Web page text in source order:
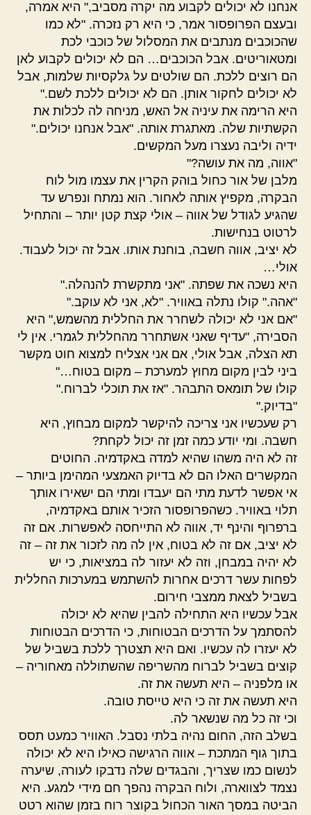
אנחנו לא יכולים לקבוע מה יקרה מסביב," היא אמרה,
ובעצם הפרופסור אמר, כי היא רק נזכרה. "לא כמו
שהכוכבים מנתבים את המסלול של כוכבי לכת
ומטאוריטים. אבל הכוכבים… הם לא יכולים לקבוע לאן
הם רוצים ללכת. הם שולטים על גלקסיות שלמות, אבל
לא יכולים לחקור אותן. הם לא יכולים ללכת לשם."
היא הרימה את עיניה אל האש, מניחה לה לכלות את
הקשתיות שלה. מאתגרת אותה. "אבל אנחנו יכולים."
ידיה וליבה נעצרו מעל המקשים.
"אווה, מה את עושה?"
מלבן של אור כחול בוהק הקרין את עצמו מול לוח
הבקרה, מקפיץ אותה לאחור. הוא נמתח ונפרש עד
שהגיע לגודל של אווה – אולי קצת קטן יותר – והתחיל
לרטוט בנחישות.
לא יציב, אווה חשבה, בוחנת אותו. אבל זה יכול לעבוד.
אולי…
היא נשכה את שפתה. "אני מתקשרת להנהלה."
"אהה." קולו נתלה באוויר. "לא, אני לא עוקב."
"אם אני לא יכולה לשחרר את החללית מהשמש," היא
הסבירה, "עדיף שאני אשתחרר מהחללית לגמרי. אין לי
תא הצלה, אבל אולי, אם אני אצליח למצוא חוט מקשר
ביני לבין מקום מחוץ למערכת – מקום בטוח…"
קולו של תומאס התבהר. "אז את תוכלי לברוח."
"בדיוק."
רק שעכשיו אני צריכה להיקשר למקום מבחוץ, היא
חשבה. ומי יודע כמה זמן זה יכול לקחת?
זה לא היה משהו שהיא למדה באקדמיה. החוטים
המקשרים האלו הם לא בדיוק האמצעי המהימן ביותר –
אי אפשר לדעת מתי הם יעבדו ומתי הם ישאירו אותך
תלוי באוויר. כשהפרופסור הזכיר אותם באקדמיה,
ברפרוף והינף יד, אווה לא התייחסה לאפשרות. אם זה
לא יציב, אם זה לא בטוח, אין לה מה לזכור את זה – זה
לא יהיה במבחן, וזה לא יעזור לה במציאות, כי יש
לפחות עשר דרכים אחרות להשתמש במערכות החללית
בשביל לצאת ממצבי חירום.
אבל עכשיו היא התחילה להבין שהיא לא יכולה
להסתמך על הדרכים הבטוחות, כי הדרכים הבטוחות
לא יעזרו לה עכשיו. ואם היא תצטרך ללכת בשביל של
קוצים בשביל לברוח מהשריפה שהשתוללה מאחוריה –
או מלפניה – היא תעשה את זה.
היא תעשה את זה כי היא טייסת טובה.
וכי זה כל מה שנשאר לה.
בשלב הזה, החום נהיה בלתי נסבל. האוויר כמעט תסס
בתוך גוף המתכת – אווה הרגישה כאילו היא לא יכולה
לנשום כמו שצריך, והבגדים שלה נדבקו לעורה, שיערה
נצמד לצווארה, ולוח הבקרה נהפך חם מידי למגע. היא
הביטה במסך האור הכחול בקוצר רוח בזמן שהוא רטט